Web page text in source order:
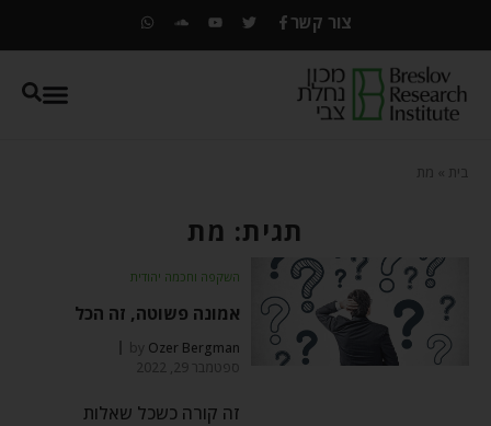
צור קשר
בית מת
תגית: מת
השקפה וחכמה יהודית
אמונה פשוטה, זה הכל
by Ozer Bergman
ספטמבר 29, 2022
זה קורה כשכל שאלות